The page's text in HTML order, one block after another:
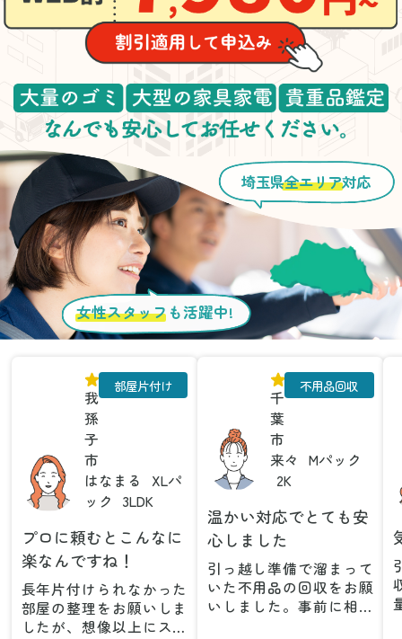
女性スタッフ も活躍中!
埼玉県全エリア対応
我
孫
子
市
はなまる
XLパ
ック
3LDK
部屋片付け
プロに頼むとこんなに
楽なんですね！
長年片付けられなかった
部屋の整理をお願いしま
したが、想像以上にスム
千
葉
市
来々
Mパック
2K
不用品回収
温かい対応でとても安
心しました
引っ越し準備で溜まって
いた不用品の回収をお願
いしました。事前に相談